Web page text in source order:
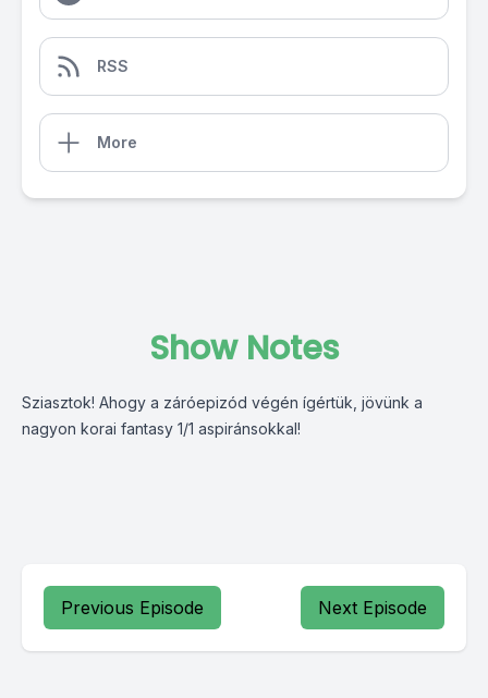
RSS
More
Show Notes
Sziasztok! Ahogy a záróepizód végén ígértük, jövünk a
nagyon korai fantasy 1/1 aspiránsokkal!
Previous Episode Next Episode